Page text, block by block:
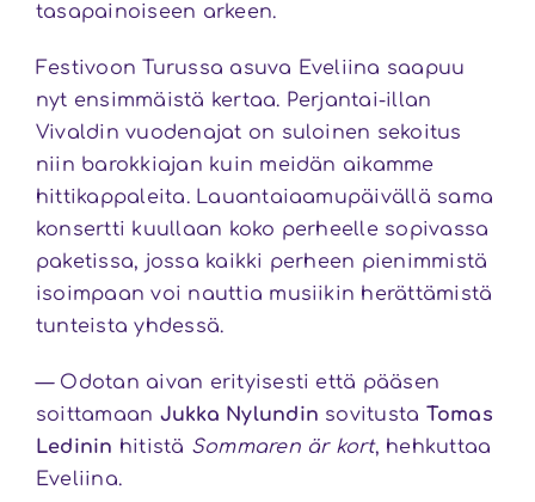
tasapainoiseen arkeen.
Festivoon Turussa asuva Eveliina saapuu
nyt ensimmäistä kertaa. Perjantai-illan
Vivaldin vuodenajat on suloinen sekoitus
niin barokkiajan kuin meidän aikamme
hittikappaleita. Lauantaiaamupäivällä sama
konsertti kuullaan koko perheelle sopivassa
paketissa, jossa kaikki perheen pienimmistä
isoimpaan voi nauttia musiikin herättämistä
tunteista yhdessä.
— Odotan aivan erityisesti että pääsen
soittamaan Jukka Nylundin sovitusta Tomas
Ledinin hitistä Sommaren är kort, hehkuttaa
Eveliina.